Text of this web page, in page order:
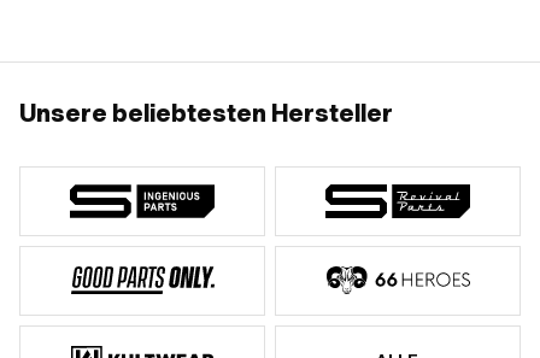
Unsere beliebtesten Hersteller